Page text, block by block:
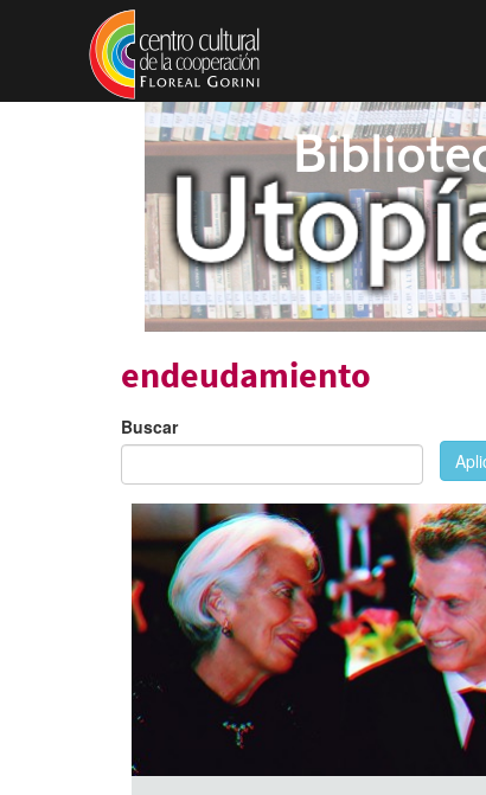
Pasar al contenido principal
endeudamiento
Buscar